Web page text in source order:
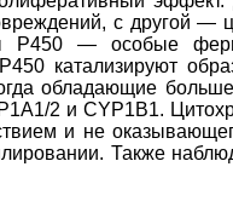
с другой —
Р450 — особые
катализируют
обладающие
2 и CYP1B1.
и не
Также